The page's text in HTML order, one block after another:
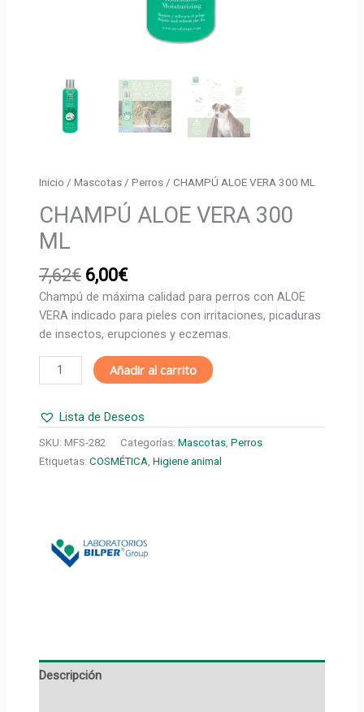
Inicio / Mascotas/ Perros/ CHAMPÚ ALOE VERA 300 ML
CHAMPÚ ALOE VERA 300
ML
7,62€ El
precio
original
era:
6,00€El
precio
actual
es:
Champú de máxima calidad para perros con ALOE
VERA indicado para pieles con irritaciones, picaduras
de insectos, erupciones y eczemas.
CHAMPÚ
ALOE
300
ML
cantidad
Añadir al carrito
Lista de Deseos
SKU: MFS-282 Categorías: Mascotas, Perros
Etiquetas: COSMÉTICA Higiene animal
Descripción